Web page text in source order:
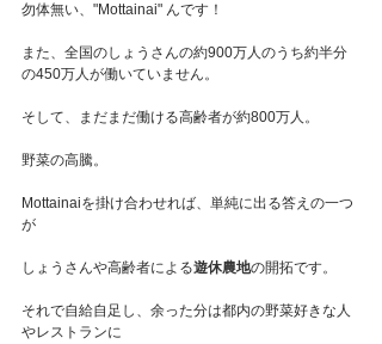
勿体無い、"Mottainai" んです！
また、全国のしょうさんの約900万人のうち約半分
の450万人が働いていません。
そして、まだまだ働ける高齢者が約800万人。
野菜の高騰。
Mottainaiを掛け合わせれば、単純に出る答えの一つ
が
しょうさんや高齢者による遊休農地の開拓です。
それで自給自足し、余った分は都内の野菜好きな人
やレストランに